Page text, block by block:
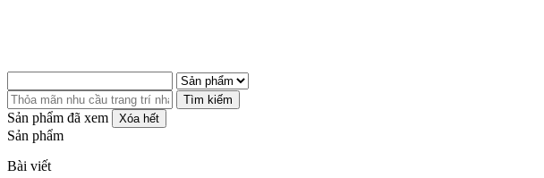
Tìm kiếm
Sản phẩm đã xem Xóa hết
Sản phẩm
Bài viết